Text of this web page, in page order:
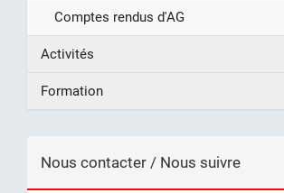
Comptes rendus d'AG
Activités
Formation
Nous contacter / Nous suivre